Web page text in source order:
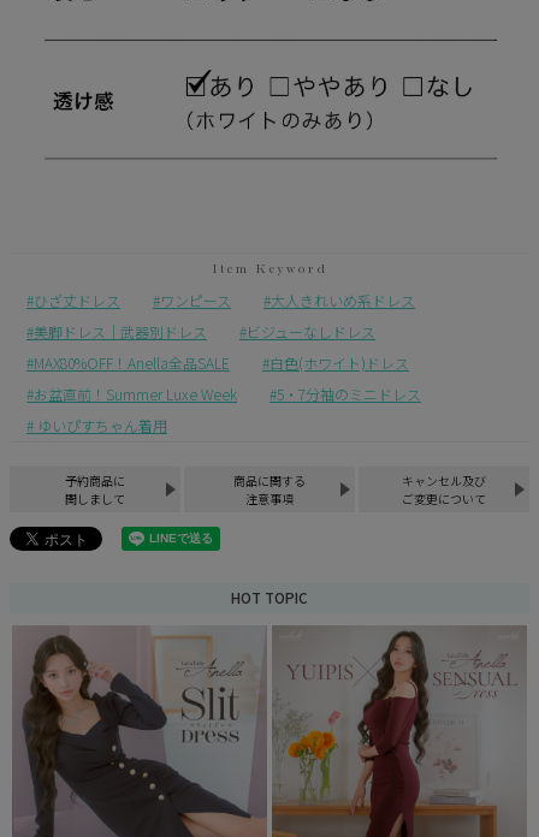
ひざ丈ドレス ワンピース
大人きれいめ系ドレス
美脚ドレス｜武器別ドレス
ビジューなしドレス
MAX80%OFF！Anella全品SALE
白色(ホワイト)ドレス
お盆直前！Summer Luxe Week
5・7分袖のミニドレス
ゆいぴすちゃん着用
予約商品に
関しまして
商品に関する
注意事項
キャンセル及び
ご変更について
HOT TOPIC